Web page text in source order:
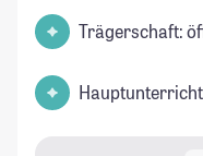
Trägerschaft: